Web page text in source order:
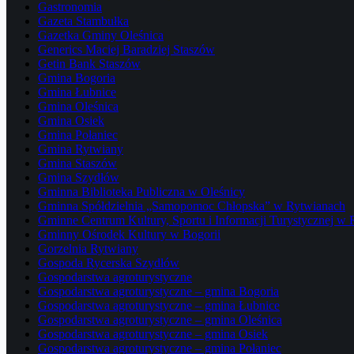
Gastronomia
Gazeta Stambułka
Gazetka Gminy Oleśnica
Generics Maciej Baradziej Staszów
Getin Bank Staszów
Gmina Bogoria
Gmina Łubnice
Gmina Oleśnica
Gmina Osiek
Gmina Połaniec
Gmina Rytwiany
Gmina Staszów
Gmina Szydłów
Gminna Biblioteka Publiczna w Oleśnicy
Gminna Spółdzielnia „Samopomoc Chłopska” w Rytwianach
Gminne Centrum Kultury, Sportu i Informacji Turystycznej w
Gminny Ośrodek Kultury w Bogorii
Gorzelnia Rytwiany
Gospoda Rycerska Szydłów
Gospodarstwa agroturystyczne
Gospodarstwa agroturystyczne – gmina Bogoria
Gospodarstwa agroturystyczne – gmina Łubnice
Gospodarstwa agroturystyczne – gmina Oleśnica
Gospodarstwa agroturystyczne – gmina Osiek
Gospodarstwa agroturystyczne – gmina Połaniec